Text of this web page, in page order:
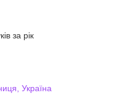
за рік
Україна